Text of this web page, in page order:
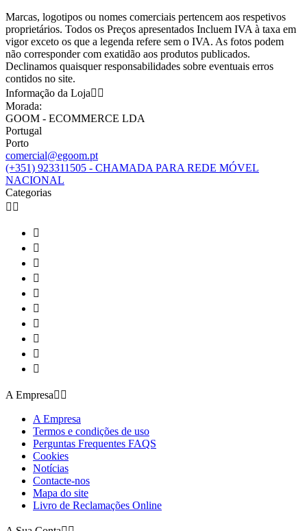
Marcas, logotipos ou nomes comerciais pertencem aos respetivos
proprietários. Todos os Preços apresentados Incluem IVA à taxa em
vigor exceto os que a legenda refere sem o IVA. As fotos podem
não corresponder com exatidão aos produtos publicados.
Declinamos quaisquer responsabilidades sobre eventuais erros
contidos no site.
Informação da Loja 
Morada:
GOOM - ECOMMERCE LDA
Portugal
Porto
comercial@egoom.pt
(+351) 923311505 - CHAMADA PARA REDE MÓVEL
NACIONAL
Categorias
 










A Empresa 
A Empresa
Termos e condições de uso
Perguntas Frequentes FAQS
Cookies
Notícias
Contacte-nos
Mapa do site
Livro de Reclamações Online